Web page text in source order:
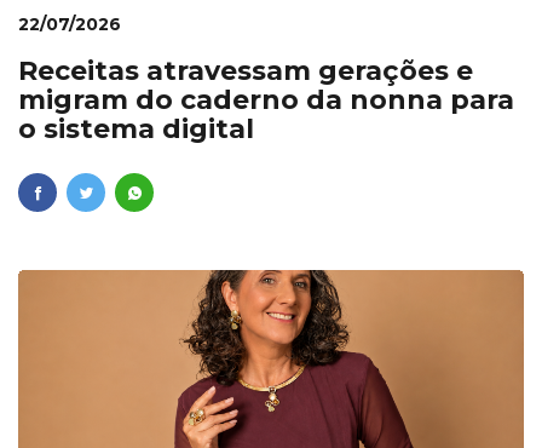
22/07/2026
Receitas atravessam gerações e
migram do caderno da nonna para
o sistema digital